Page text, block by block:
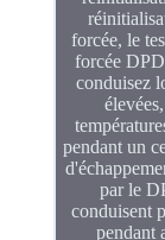
forcée, le
forcée
conduisez
pendant un
par le
conduisent
pendant